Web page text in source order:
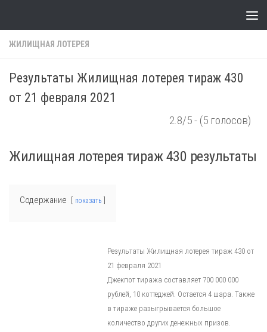
ЖИЛИЩНАЯ ЛОТЕРЕЯ
Результаты Жилищная лотерея тираж 430
от 21 февраля 2021
2.8/5 - (5 голосов)
Жилищная лотерея тираж 430 результаты
Содержание показать
Результаты Жилищная лотерея тираж 430 от
21 февраля 2021
Джекпот тиража составляет 700 000 000
рублей, 10 коттеджей. Остается 4 шара. Также
в тираже разыгрывается большое
количество других денежных призов.